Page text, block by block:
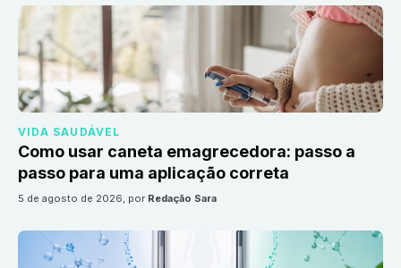
VIDA SAUDÁVEL
Como usar caneta emagrecedora: passo a
passo para uma aplicação correta
5 de agosto de 2026, por Redação Sara